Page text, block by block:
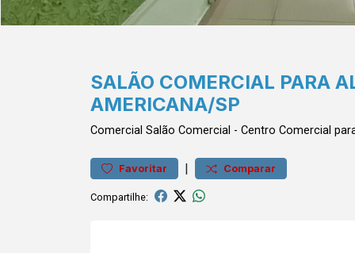
SALÃO COMERCIAL PARA
AMERICANA/SP
Comercial Salão Comercial - Centro Comercial
Favoritar | Comparar
Compartilhe: